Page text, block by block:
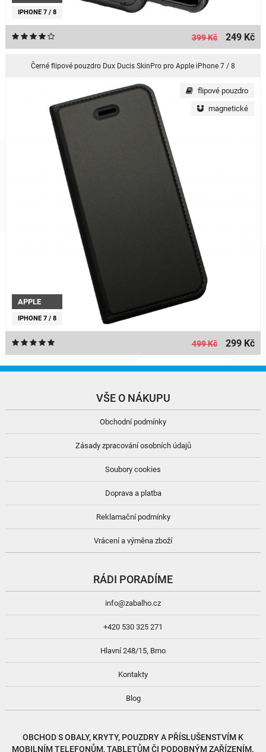
IPHONE 7 / 8
399 Kč 249 Kč
Černé flipové pouzdro Dux Ducis SkinPro pro Apple iPhone 7 / 8
APPLE
IPHONE 7 / 8
flipové pouzdro
magnetické
499 Kč 299 Kč
VŠE O NÁKUPU
Obchodní podmínky
Zásady zpracování osobních údajů
Soubory cookies
Doprava a platba
Reklamační podmínky
Vrácení a výměna zboží
RÁDI PORADÍME
info@zabalho.cz
+420 530 325 271
Hlavní 248/15, Brno
Kontakty
Blog
OBCHOD SOBALY, KRYTY, POUZDRYA PŘÍSLUŠENSTVÍM K
MOBILNÍM TELEFONŮM, TABLETŮM ČI PODOBNÝM ZAŘÍZENÍM.